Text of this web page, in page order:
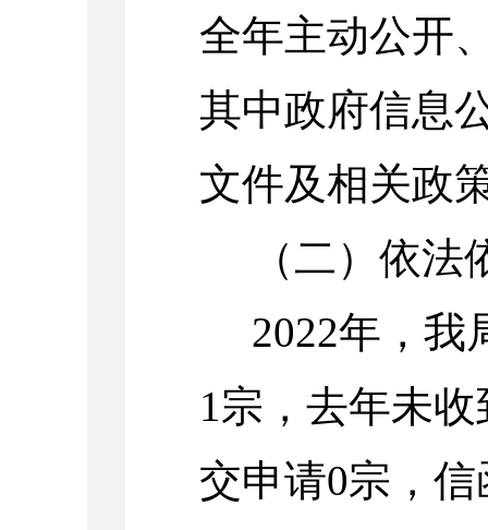
全年主动公开
其中政府信息
文件及相关政
（二）依
2022年，我
1宗，去年未
交申请0宗，